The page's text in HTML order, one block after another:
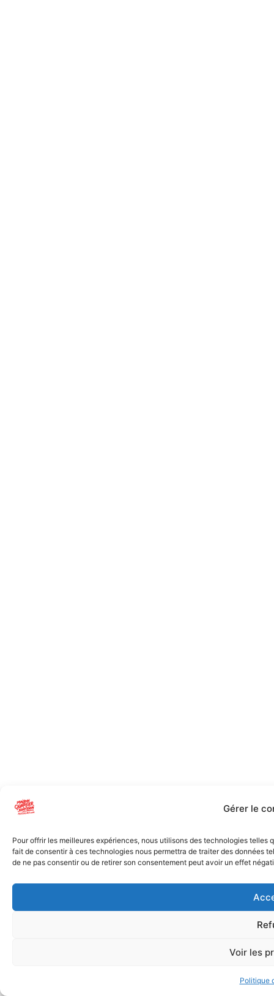
Gérer le
Pour offrir les meilleures expériences, nous utilisons des technologies
fait de consentir à ces technologies nous permettra de traiter des données
de ne pas consentir ou de retirer son consentement peut avoir un effet
Voir les
Politique